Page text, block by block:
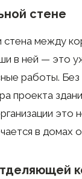
стене
между
в ней — это
работы. Без
проекта
это
в домах